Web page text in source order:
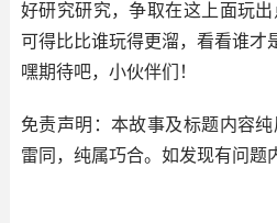
好研究研究，争取在这上面玩
可得比比谁玩得更溜，看看谁才
嘿期待吧，小伙伴们！
免责声明：本故事及标题内容
雷同，纯属巧合。如发现有问题